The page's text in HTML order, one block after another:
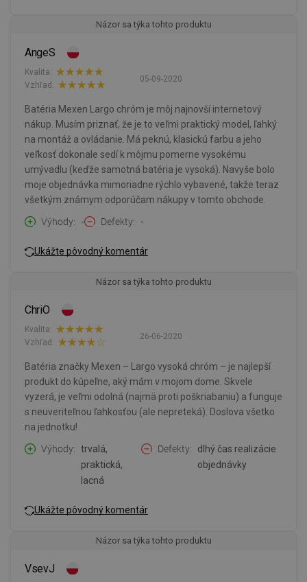
Názor sa týka tohto produktu
AngeS
05-09-2020
Kvalita:
Vzhľad:
Batéria Mexen Largo chróm je môj najnovší internetový
nákup. Musím priznať, že je to veľmi praktický model, ľahký
na montáž a ovládanie. Má peknú, klasickú farbu a jeho
veľkosť dokonale sedí k môjmu pomerne vysokému
umývadlu (keďže samotná batéria je vysoká). Navyše bolo
moje objednávka mimoriadne rýchlo vybavené, takže teraz
všetkým známym odporúčam nákupy v tomto obchode.
Výhody
- Defekty -
Ukážte pôvodný komentár
Názor sa týka tohto produktu
ChriO
26-06-2020
Kvalita:
Vzhľad:
Batéria značky Mexen – Largo vysoká chróm – je najlepší
produkt do kúpeľne, aký mám v mojom dome. Skvele
vyzerá, je veľmi odolná (najmä proti poškriabaniu) a funguje
s neuveriteľnou ľahkosťou (ale nepreteká). Doslova všetko
na jednotku!
Výhody
trvalá,
praktická,
lacná
Defekty
dlhý čas realizácie
objednávky
Ukážte pôvodný komentár
Názor sa týka tohto produktu
VsevJ